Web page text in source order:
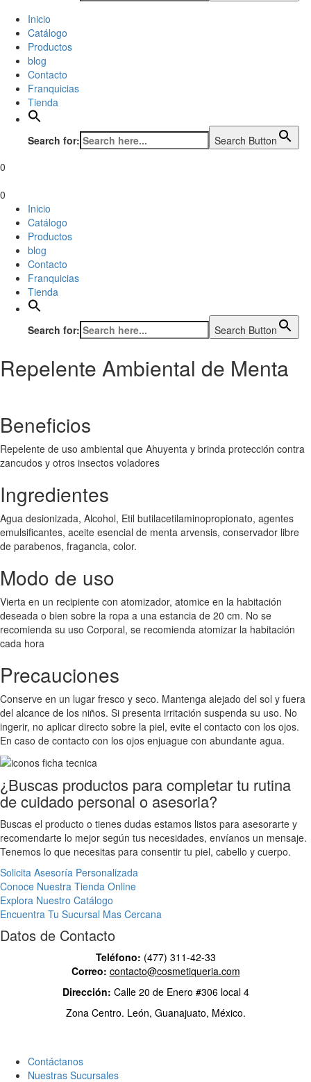
Inicio
Catálogo
Productos
blog
Contacto
Franquicias
Tienda
Search for:
Search Button
0
0
Inicio
Catálogo
Productos
blog
Contacto
Franquicias
Tienda
Search for: Search Button
Repelente Ambiental de Menta
Beneficios
Repelente de uso ambiental que Ahuyenta y brinda protección contra
zancudos y otros insectos voladores
Ingredientes
Agua desionizada, Alcohol, Etil butilacetilaminopropionato, agentes
emulsificantes, aceite esencial de menta arvensis, conservador libre
de parabenos, fragancia, color.
Modo de uso
Vierta en un recipiente con atomizador, atomice en la habitación
deseada o bien sobre la ropa a una estancia de 20 cm. No se
recomienda su uso Corporal, se recomienda atomizar la habitación
cada hora
Precauciones
Conserve en un lugar fresco y seco. Mantenga alejado del sol y fuera
del alcance de los niños. Si presenta irritación suspenda su uso. No
ingerir, no aplicar directo sobre la piel, evite el contacto con los ojos.
En caso de contacto con los ojos enjuague con abundante agua.
¿Buscas productos para completar tu rutina
de cuidado personal o asesoria?
Buscas el producto o tienes dudas estamos listos para asesorarte y
recomendarte lo mejor según tus necesidades, envíanos un mensaje.
Tenemos lo que necesitas para consentir tu piel, cabello y cuerpo.
Solicita Asesoría Personalizada
Conoce Nuestra Tienda Online
Explora Nuestro Catálogo
Encuentra Tu Sucursal Mas Cercana
Datos de Contacto
Teléfono: (477) 311-42-33
Correo: contacto@cosmetiqueria.com
Dirección: Calle 20 de Enero #306 local 4
Zona Centro. León, Guanajuato, México.
Contáctanos
Nuestras Sucursales